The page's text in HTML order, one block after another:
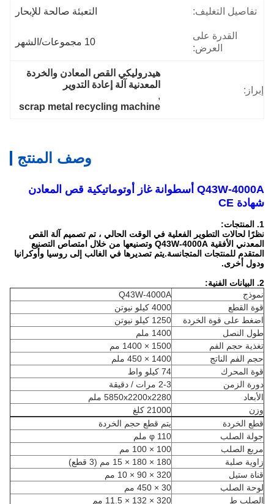
تفاصيل التغليف: التعبئة صالحة للإبحار
القدرة على
العرض:
10 مجموعات/الشهر
إبراز:
هيدروليكي القص المعادن والخردة
المعدنية آلة إعادة التدوير
,
scrap metal recycling machine
وصف المنتج
Q43W-4000A أسطوانة غاز أوتوماتيكية قص المعادن
شهادة CE
1. المنتجات:
نظرًا لحالات التطوير الفعلية في الوقت الحالي ، تم تصميم آلة القص
المعدني الأفقية Q43W-4000A وتصنيعها من خلال امتصاص التصنيع
المتقدم للمنتجات المتجانسة.يتم تصديرها في الغالب إلى روسيا وأوكرانيا
ودول أخرى.
2. البيانات الفنية:
نموذج
Q43W-4000A
قوة القطع
4000 كيلو نيوتن
اضغط على قوة الخردة
1250 كيلو نيوتن
طول النصل
1400 ملم
تغذية حجم الفم
1500 × 1400 مم
حجم الفم الناتج
1400 × 450 ملم
قوة المحرك
74 كيلو واط
دورة الزمن
2-3 مرات / دقيقة
الأبعاد
5850x2200x2280 ملم
وزن
21000 كلغ
قطع الخردة
يتم قطع حجم الخردة
جولة الصلب
φ 110 ملم
مربع الصلب
100 × 100 مم
زاوية صلبة
180 × 180 × 15 مم (3 قطع)
قناة ستيل
320 × 90 × 10 مم
لوحة الصلب
30 × 450 مم
الصلب ط
320 × 132 × 11.5 مم